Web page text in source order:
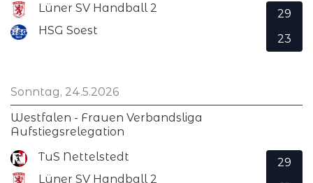
Lüner SV Handball 2
HSG Soest
29
23
Sonntag, 24.5.2026
Westfalen - Frauen Verbandsliga
Aufstiegsrelegation
TuS Nettelstedt
Lüner SV Handball 2
29